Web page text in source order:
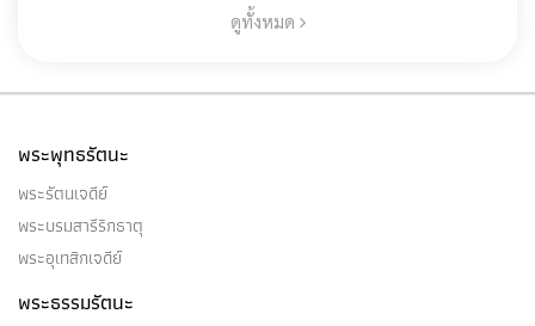
ดูทั้งหมด
พระพุทธรัตนะ
พระรัตนเจดีย์
พระบรมสารีริกธาตุ
พระอุเทสิกเจดีย์
พระธรรมรัตนะ